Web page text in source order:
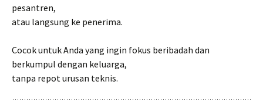
pesantren,
atau langsung ke penerima.
Cocok untuk Anda yang ingin fokus beribadah dan
berkumpul dengan keluarga,
tanpa repot urusan teknis.